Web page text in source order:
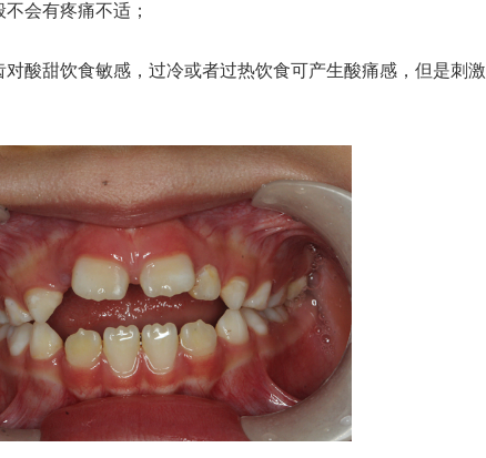
会有疼痛不适；
酸甜饮食敏感，过冷或者过热饮食可产生酸痛感，但是刺激